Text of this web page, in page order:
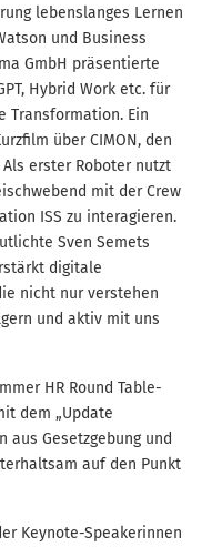
lebenslanges Lernen
und Business
GmbH präsentierte
Hybrid Work etc. für
Transformation. Ein
über CIMON, den
erster Roboter nutzt
mit der Crew
ISS zu interagieren.
Sven Semets
digitale
nicht nur verstehen
und aktiv mit uns
HR Round Table-
dem „Update
aus Gesetzgebung und
auf den Punkt
Keynote-Speakerinnen